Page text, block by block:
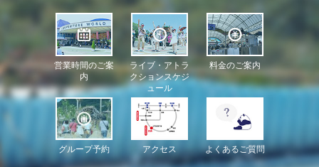
営業時間のご案
内
ライブ・アトラ
クションスケジ
ュール
料金のご案内
グループ予約 アクセス よくあるご質問